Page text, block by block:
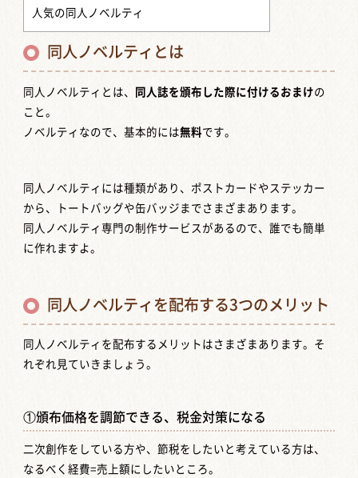
人気の同人ノベルティ
同人ノベルティとは
同人ノベルティとは、 同人誌を頒布した際に付けるおまけの
こと。
ノベルティなので、基本的には無料です。
同人ノベルティには種類があり、ポストカードやステッカー
から、トートバッグや缶バッジまでさまざまあります。
同人ノベルティ専門の制作サービスがあるので、誰でも簡単
に作れますよ。
同人ノベルティを配布する3つのメリット
同人ノベルティを配布するメリットはさまざまあります。そ
れぞれ見ていきましょう。
①頒布価格を調節できる、税金対策になる
二次創作をしている方や、節税をしたいと考えている方は、
なるべく経費=売上額にしたいところ。